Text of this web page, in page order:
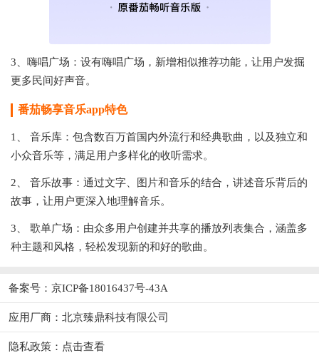
3、嗨唱广场：设有嗨唱广场，新增相似推荐功能，让用户发掘
更多民间好声音。
番茄畅享音乐app特色
1、 音乐库：包含数百万首国内外流行和经典歌曲，以及独立和
小众音乐等，满足用户多样化的收听需求。
2、 音乐故事：通过文字、图片和音乐的结合，讲述音乐背后的
故事，让用户更深入地理解音乐。
3、 歌单广场：由众多用户创建并共享的播放列表集合，涵盖多
种主题和风格，轻松发现新的和好的歌曲。
备案号：京ICP备18016437号-43A
应用厂商： 北京臻鼎科技有限公司
隐私政策： 点击查看